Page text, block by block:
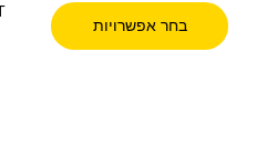
בחר אפשרויות